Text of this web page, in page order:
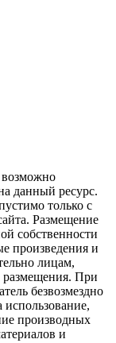
возможно
данный ресурс.
только с
Размещение
собственности
произведения и
лицам,
При
безвозмездно
использование,
производных
и